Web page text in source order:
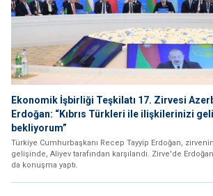
Ekonomik İşbirliği Teşkilatı 17. Zirvesi
Erdoğan: “Kıbrıs Türkleri ile ilişkilerinizi
bekliyorum”
Türkiye Cumhurbaşkanı Recep Tayyip Erdoğan,
gelişinde, Aliyev tarafından karşılandı. Zirve'de
da konuşma yaptı.